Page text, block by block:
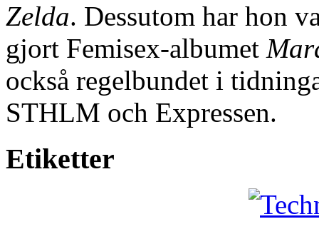
Zelda. Dessutom har hon
gjort Femisex-albumet
också regelbundet i
STHLM och Expressen.
Etiketter